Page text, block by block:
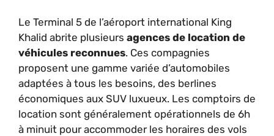
Le Terminal 5 de l’aéroport international King
Khalid abrite plusieurs agences de location de
véhicules reconnues. Ces compagnies
proposent une gamme variée d’automobiles
adaptées à tous les besoins, des berlines
économiques aux SUV luxueux. Les comptoirs de
location sont généralement opérationnels de 6h
à minuit pour accommoder les horaires des vols